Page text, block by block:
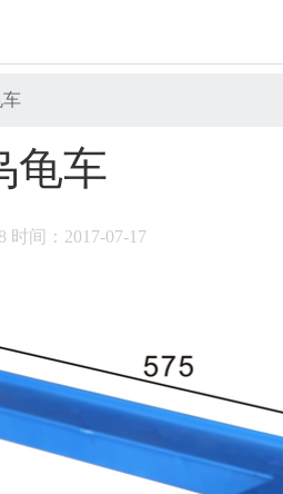
车
龟车
时间： 2017-07-17